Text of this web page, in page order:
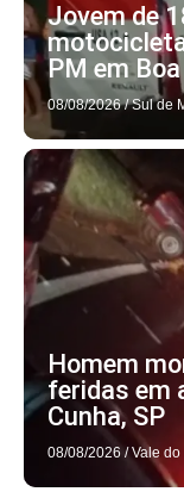
Jovem de
PM em
08/08/2026 / Sul de
Homem
feridas em
Cunha, SP
08/08/2026 / Vale